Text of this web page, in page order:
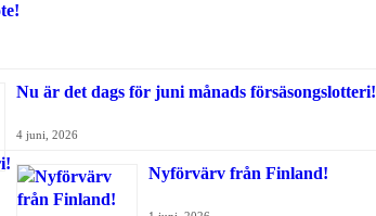
Nu är det dags för juni månads försäsongslotteri!
4 juni, 2026
Nyförvärv från Finland!